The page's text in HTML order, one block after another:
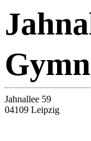
Jahnallee 59
04109 Leipzig